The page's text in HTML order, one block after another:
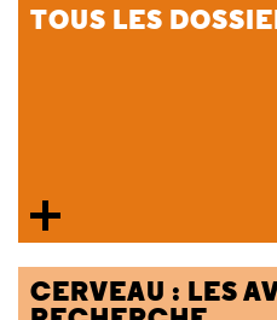
TOUS LES
CERVEAU : LES